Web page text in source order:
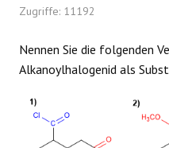
FORTGESCHRITTENE
HETEROZYKLEN
SYNTHESE
SPEKTROSKOPIE
Zugriffe: 11192
Nennen Sie die folgenden
Alkanoylhalogenid als